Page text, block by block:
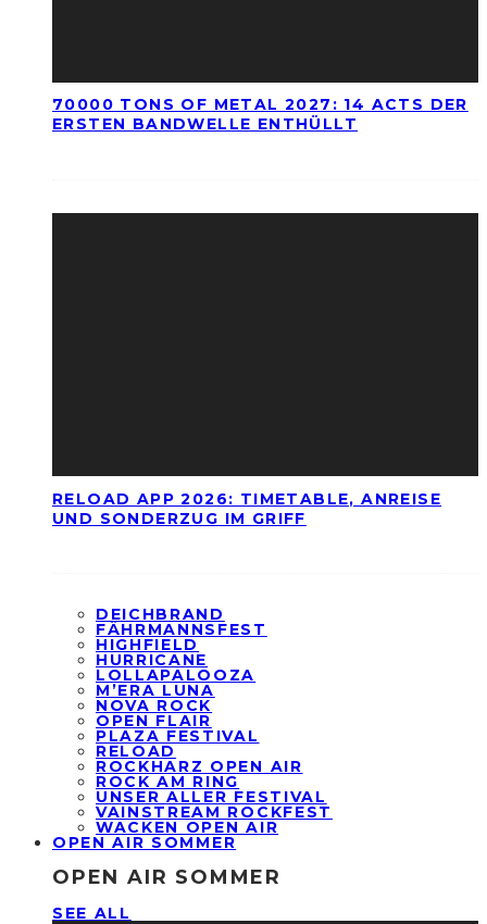
70000 TONS OF METAL 2027: 14 ACTS DER
ERSTEN BANDWELLE ENTHÜLLT
RELOAD APP 2026: TIMETABLE, ANREISE
UND SONDERZUG IM GRIFF
DEICHBRAND
FÄHRMANNSFEST
HIGHFIELD
HURRICANE
LOLLAPALOOZA
M’ERA LUNA
NOVA ROCK
OPEN FLAIR
PLAZA FESTIVAL
RELOAD
ROCKHARZ OPEN AIR
ROCK AM RING
UNSER ALLER FESTIVAL
VAINSTREAM ROCKFEST
WACKEN OPEN AIR
OPEN AIR SOMMER
OPEN AIR SOMMER
SEE ALL